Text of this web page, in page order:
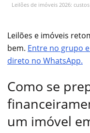
Leilões de imóveis 2026:
Leilões e imóveis
bem. Entre no grupo
direto no WhatsApp.
Como se
um imóvel